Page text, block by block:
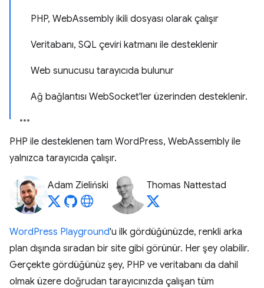
PHP, WebAssembly ikili dosyası olarak çalışır
Veritabanı, SQL çeviri katmanı ile desteklenir
Web sunucusu tarayıcıda bulunur
Ağ bağlantısı WebSocket'ler üzerinden desteklenir.
PHP ile desteklenen tam WordPress, WebAssembly ile
yalnızca tarayıcıda çalışır.
Adam Zieliński Thomas Nattestad
WordPress Playground'u ilk gördüğünüzde, renkli arka
plan dışında sıradan bir site gibi görünür. Her şey olabilir.
Gerçekte gördüğünüz şey, PHP ve veritabanı da dahil
olmak üzere doğrudan tarayıcınızda çalışan tüm